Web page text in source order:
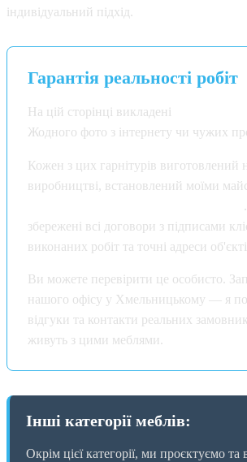
індивідуальний підхід.
Гарантія реальності робіт
На цій сторінці викладені
Жодного фото з інтернету чи чужих
Кожен з цих гарнітурів виготовлений
виробництві, встановлений моїми
збережені всі договори з підписами
виконаних робіт та точні адреси
Ви можете перевірити це особисто.
нашого офісу у Хмельницькому — я
відгуки та контакти реальних
живуть з цими меблями.
Інші категорії меблів:
Окрім цієї категорії, ми проєктуємо та